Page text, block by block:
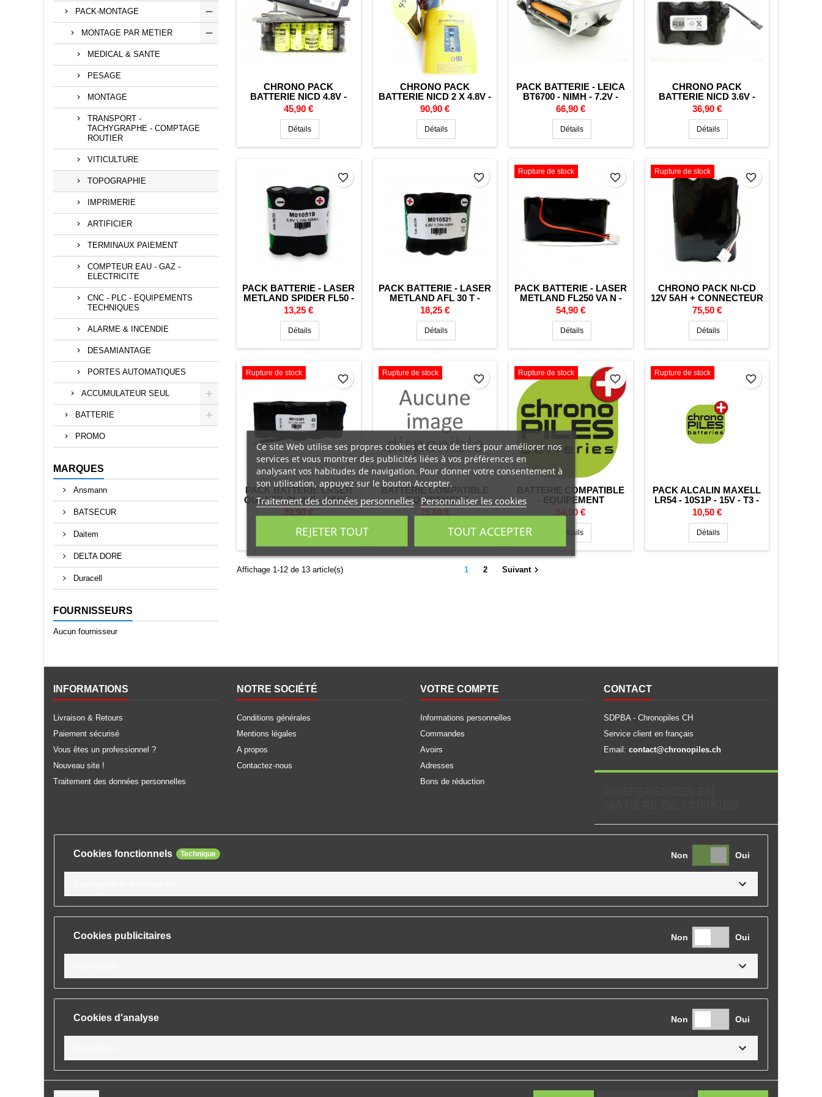
PACK-MONTAGE
MONTAGE PAR METIER
MEDICAL & SANTE
PESAGE
MONTAGE
TRANSPORT -
TACHYGRAPHE - COMPTAGE
ROUTIER
VITICULTURE
TOPOGRAPHIE
IMPRIMERIE
ARTIFICIER
TERMINAUX PAIEMENT
COMPTEUR EAU - GAZ -
ELECTRICITE
CNC - PLC - EQUIPEMENTS
TECHNIQUES
ALARME & INCENDIE
DESAMIANTAGE
PORTES AUTOMATIQUES
ACCUMULATEUR SEUL
BATTERIE
PROMO
MARQUES
Ansmann
BATSECUR
Daitem
DELTA DORE
Duracell
FOURNISSEURS
Aucun fournisseur
CHRONO PACK
BATTERIE NICD 4.8V -
5000MAH -
DPHEMASTER
Prix
45,90 €
Détails
CHRONO PACK
BATTERIE NICD 2 X 4.8V -
5000MAH - LASER LEICA
Prix
90,90 €
Détails
PACK BATTERIE - LEICA
BT6700 - NIMH - 7.2V -
3800MAH
Prix
66,90 €
Détails
CHRONO PACK
BATTERIE NICD 3.6V -
5000MAH - LB10
Prix
36,90 €
Détails
PACK BATTERIE - LASER
METLAND SPIDER FL50 -
GEO FENNEL - NIMH -
3.6V - 1700MAH
Prix
13,25 €
Détails
favorite_border
PACK BATTERIE - LASER
METLAND AFL 30 T -
NIMH - 4.8V - 1700MAH
Prix
18,25 €
Détails
favorite_border Rupture de stock
PACK BATTERIE - LASER
METLAND FL250 VA N -
NIMH - 4.8V - 3500MAH
Prix
54,90 €
Détails
favorite_border Rupture de stock
CHRONO PACK NI-CD
12V 5AH + CONNECTEUR
- LASER AMA
Prix
75,50 €
Détails
favorite_border
Rupture de stock
PACK BATTERIE LASER
QUANTE QL 405 - NIMH -
6V - 3.3AH
Prix
89,90 €
Détails
favorite_border Rupture de stock
BATTERIE COMPATIBLE
- EQUIPEMENT
TECHNIQUE HUEPAR -
LI-ION - 7,2V 2,2AH
Prix
75,60 €
favorite_border Rupture de stock
BATTERIE COMPATIBLE
- EQUIPEMENT
TECHNIQUE LEICA - LI-
ION - 7,2V 4,4AH
Prix
64,00 €
Détails
favorite_border Rupture de stock
PACK ALCALIN MAXELL
LR54 - 10S1P - 15V - T3 -
GAINE
Prix
10,50 €
Détails
favorite_border
Affichage 1-12 de 13 article(s) 1 2 Suivant
INFORMATIONS
Livraison & Retours
Paiement sécurisé
Vous êtes un professionnel ?
Nouveau site !
Traitement des données personnelles
NOTRE SOCIÉTÉ
Conditions générales
Mentions légales
A propos
Contactez-nous
VOTRE COMPTE
Informations personnelles
Commandes
Avoirs
Adresses
Bons de réduction
CONTACT
SDPBA - Chronopiles CH
Service client en français
Email: contact@chronopiles.ch
Ce site Web utilise ses propres cookies et ceux de tiers pour améliorer nos
services et vous montrer des publicités liées à vos préférences en
analysant vos habitudes de navigation. Pour donner votre consentement à
son utilisation, appuyez sur le bouton Accepter.
Traitement des données personnelles Personnaliser les cookies
REJETER TOUT TOUT ACCEPTER
Cookies fonctionnels Technique Non Oui
Cookies publicitaires Non Oui
Cookies d'analyse Non Oui